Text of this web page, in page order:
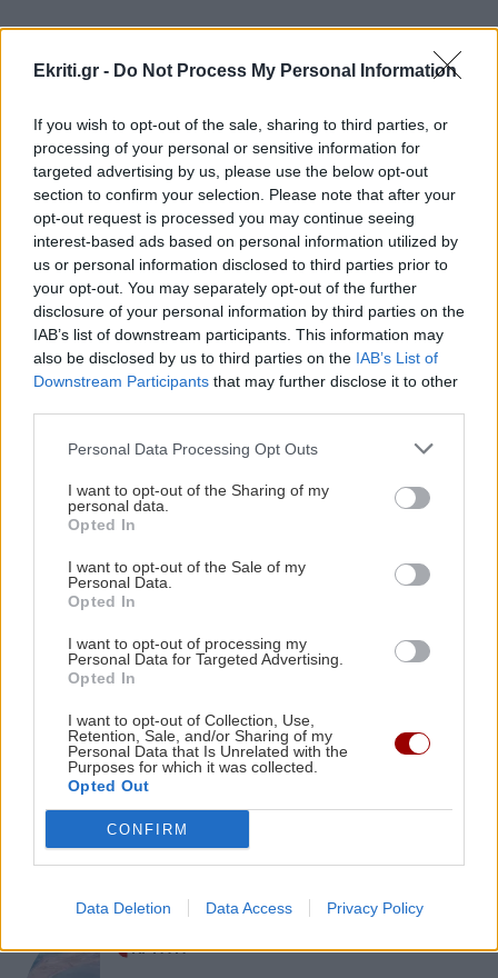
Ekriti.gr - Do Not Process My Personal Information
If you wish to opt-out of the sale, sharing to third parties, or
processing of your personal or sensitive information for
targeted advertising by us, please use the below opt-out
section to confirm your selection. Please note that after your
opt-out request is processed you may continue seeing
interest-based ads based on personal information utilized by
us or personal information disclosed to third parties prior to
your opt-out. You may separately opt-out of the further
disclosure of your personal information by third parties on the
IAB’s list of downstream participants. This information may
also be disclosed by us to third parties on the IAB’s List of
Downstream Participants that may further disclose it to other
Personal Data Processing Opt Outs
I want to opt-out of the Sharing of my
personal data.
Opted In
I want to opt-out of the Sale of my
Personal Data.
Opted In
I want to opt-out of processing my
Personal Data for Targeted Advertising.
Opted In
I want to opt-out of Collection, Use,
Retention, Sale, and/or Sharing of my
Personal Data that Is Unrelated with the
Purposes for which it was collected.
Opted Out
CONFIRM
Data Deletion Data Access Privacy Policy
τα 22 χρόνια από τον θάνατο του
19:54
ΕΛΛΑΔΑ
Τραγωδία στην Πάρο: 4χρονο παιδί
εντοπίστηκε νεκρό σε πισίνα beach bar
19:49
ΕΛΛΑΔΑ
Ιταλοί αστυνομικοί στους δρόμους της Αθήνας
– Το νέο πρόγραμμα αστυνόμευσης
19:36
ΠΟΛΙΤΙΚΗ
Κόμμα Καρυστιάνου: Αποχωρεί ο Ν.
Μπρουτζάκης καταγγέλλοντας "κλειστή
Τσουκαλάς: Επικίνδυνο κοκτέιλ για τα εθνικά
συμφέροντα η υποχωρητικότητα της
Εγκλωβισμένοι στην "κόλαση" της
Αττικοβοιωτίας: Η ολονύχτια μάχη της
διάσωσης (βίντεο)
ΠΕΡΙΣΣΟΤΕΡΑ
ΕΛΛΑΔΑ
Κεφαλονιά: Εμφανίστηκαν και φέτος
τα πρώτα φιδάκια της Παναγίας
Χαλκιδική: 8χρονος τραυματίστηκε
μετά από βουτιά
ΑΘΛΗΤΙΚΑ
Θρήνος για τον Μέσι: Πέθανε ο
πατέρας του Χόρχε
ΚΡΗΤΗ